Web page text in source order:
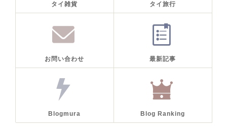
タイ雑貨 タイ旅行
お問い合わせ 最新記事
Blogmura Blog Ranking